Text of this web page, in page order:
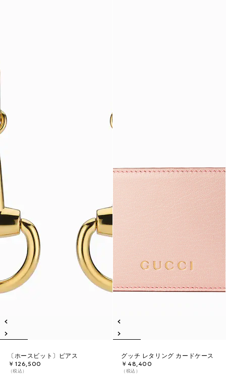
〔ホースビット〕ピアス
￥126,500
（税込）
グッチ レタリング カードケース
￥48,400
（税込）